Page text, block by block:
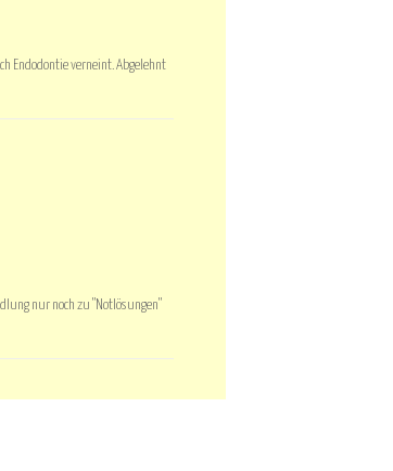
Endodontie verneint. Abgelehnt
nur noch zu "Notlösungen"